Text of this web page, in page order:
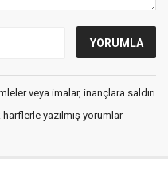
veya imalar, inançlara saldırı
yazılmış yorumlar